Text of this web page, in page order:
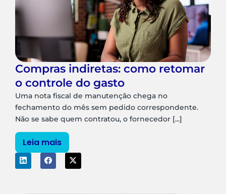
Compras indiretas: como retomar
o controle do gasto
Uma nota fiscal de manutenção chega no
fechamento do mês sem pedido correspondente.
Não se sabe quem contratou, o fornecedor [...]
Leia mais